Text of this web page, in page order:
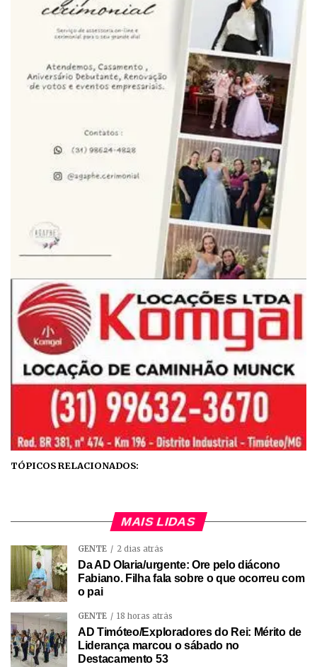
TÓPICOS RELACIONADOS:
MAIS LIDAS
GENTE 2 dias atrás
Da AD Olaria/urgente: Ore pelo diácono
Fabiano. Filha fala sobre o que ocorreu com
o pai
GENTE 18 horas atrás
AD Timóteo/Exploradores do Rei: Mérito de
Liderança marcou o sábado no
Destacamento 53